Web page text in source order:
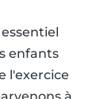
enfants
l'exercice